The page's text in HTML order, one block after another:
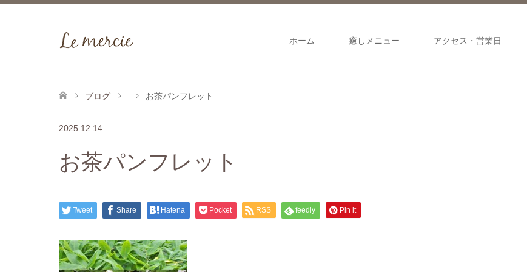
ホーム 癒しメニュー アクセス・営業日
ブログ お茶パンフレット
2025.12.14
お茶パンフレット
Tweet Share Hatena Pocket RSS feedly Pin it